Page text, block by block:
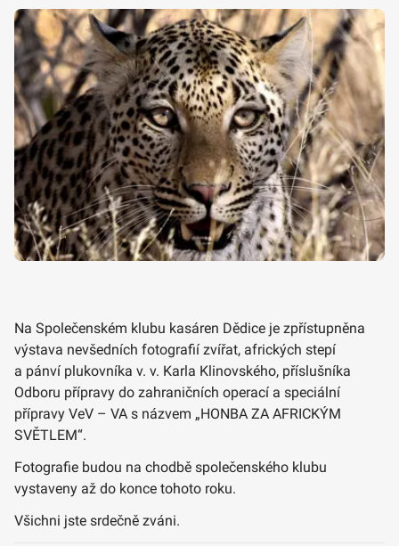
Na Společenském klubu kasáren Dědice je zpřístupněna
výstava nevšedních fotografií zvířat, afrických stepí
a pánví plukovníka v. v. Karla Klinovského, příslušníka
Odboru přípravy do zahraničních operací a speciální
přípravy VeV – VA s názvem „HONBA ZA AFRICKÝM
SVĚTLEM“.
Fotografie budou na chodbě společenského klubu
vystaveny až do konce tohoto roku.
Všichni jste srdečně zváni.